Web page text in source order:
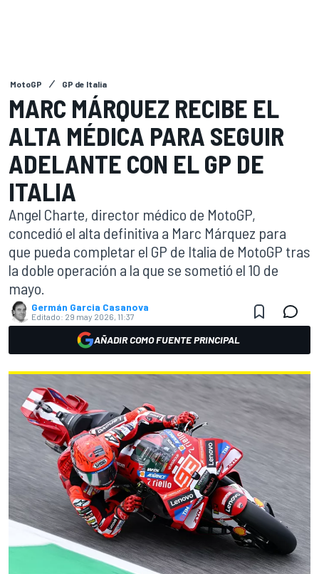
MotoGP GP de Italia
MARC MÁRQUEZ RECIBE EL
ALTA MÉDICA PARA SEGUIR
ADELANTE CON EL GP DE
ITALIA
Angel Charte, director médico de MotoGP,
concedió el alta definitiva a Marc Márquez para
que pueda completar el GP de Italia de MotoGP tras
la doble operación a la que se sometió el 10 de
mayo.
Germán Garcia Casanova
Editado: 29 may 2026, 11:37
AÑADIR COMO FUENTE PRINCIPAL